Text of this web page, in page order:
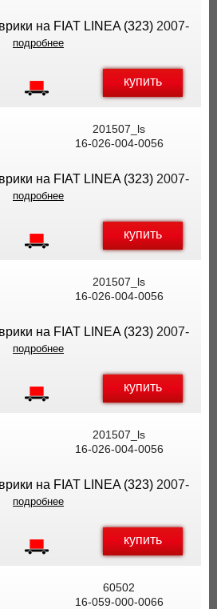
на FIAT LINEA (323) 2007-
подробнее
купить
201507_ls
16-026-004-0056
на FIAT LINEA (323) 2007-
подробнее
купить
201507_ls
16-026-004-0056
на FIAT LINEA (323) 2007-
подробнее
купить
201507_ls
16-026-004-0056
на FIAT LINEA (323) 2007-
подробнее
купить
60502
16-059-000-0066